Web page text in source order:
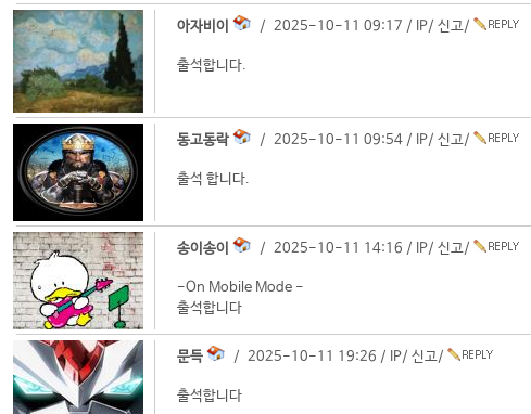
아자비이 / 2025-10-11 09:17 / IP/ 신고/
출석합니다.
동고동락 / 2025-10-11 09:54 / IP/ 신고/
출석 합니다.
송이송이 / 2025-10-11 14:16 / IP/ 신고/
-On Mobile Mode -
출석합니다
문득 / 2025-10-11 19:26 / IP/ 신고/
출석합니다